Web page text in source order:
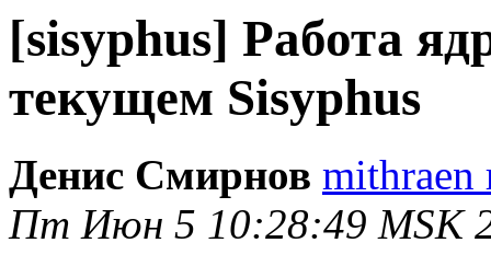
[sisyphus] Работа
текущем Sisyphus
Денис Смирнов mithraen
Пт Июн 5 10:28:49 MSK